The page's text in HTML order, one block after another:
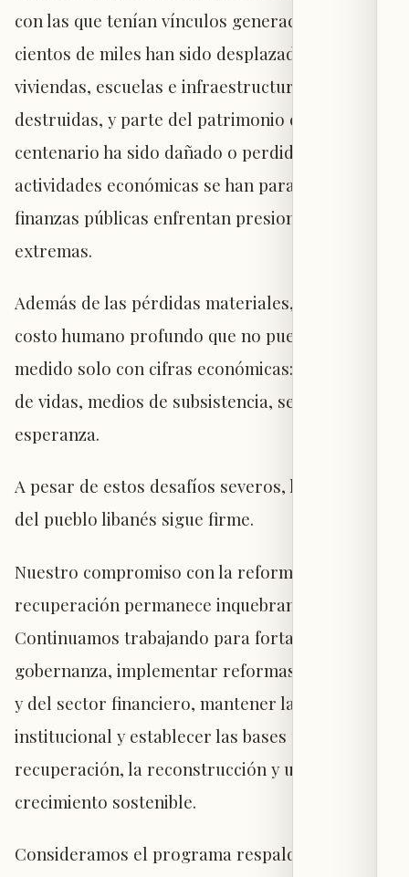
con las que tenían vínculos generacionales,
cientos de miles han sido desplazados,
viviendas, escuelas e infraestructuras han sido
destruidas, y parte del patrimonio cultural
centenario ha sido dañado o perdido. Las
actividades económicas se han paralizado y las
finanzas públicas enfrentan presiones
extremas.
Además de las pérdidas materiales, existe un
costo humano profundo que no puede ser
medido solo con cifras económicas: la pérdida
de vidas, medios de subsistencia, seguridad y
esperanza.
A pesar de estos desafíos severos, la resistencia
del pueblo libanés sigue firme.
Nuestro compromiso con la reforma y la
recuperación permanece inquebrantable.
Continuamos trabajando para fortalecer la
gobernanza, implementar reformas financieras
y del sector financiero, mantener la continuidad
institucional y establecer las bases para la
recuperación, la reconstrucción y un
crecimiento sostenible.
Consideramos el programa respaldado por el